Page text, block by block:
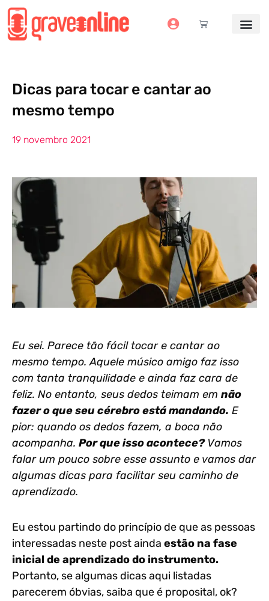
Dicas para tocar e cantar ao
mesmo tempo
19 novembro 2021
Eu sei. Parece tão fácil tocar e cantar ao
mesmo tempo. Aquele músico amigo faz isso
com tanta tranquilidade e ainda faz cara de
feliz. No entanto, seus dedos teimam em não
fazer o que seu cérebro está mandando. E
pior: quando os dedos fazem, a boca não
acompanha. Por que isso acontece?Vamos
falar um pouco sobre esse assunto e vamos dar
algumas dicas para facilitar seu caminho de
aprendizado.
Eu estou partindo do princípio de que as pessoas
interessadas neste post ainda estão na fase
inicial de aprendizado do instrumento.
Portanto, se algumas dicas aqui listadas
parecerem óbvias, saiba que é proposital, ok?